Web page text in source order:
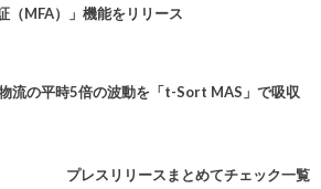
（MFA）」機能をリリース
流の平時5倍の波動を「t-Sort MAS」で吸収
プレスリリースまとめてチェック一覧